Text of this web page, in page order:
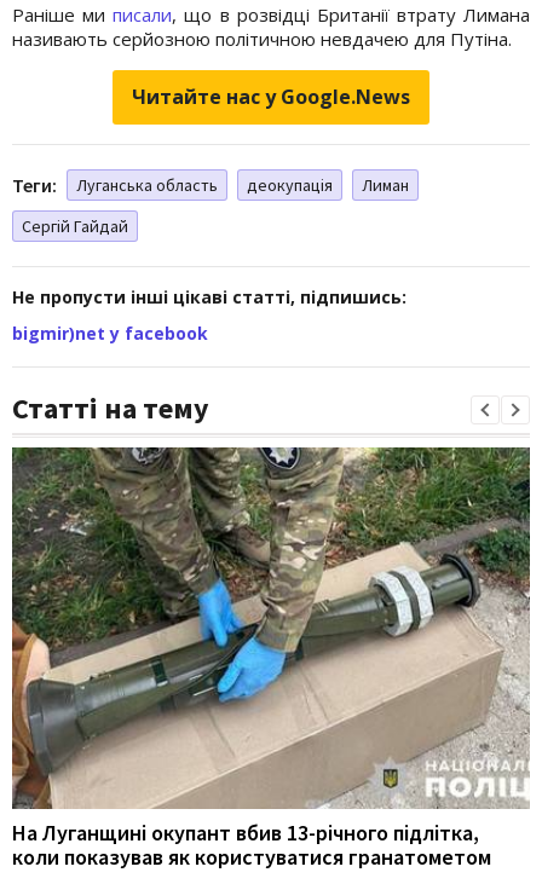
Раніше миписали, що в розвідці Британії втрату Лимана
називають серйозною політичною невдачею для Путіна.
Читайте нас у Google.News
Теги: Луганська область деокупація
Лиман
Сергій Гайдай
Не пропусти інші цікаві статті, підпишись:
bigmir)net у facebook
Статті на тему
На Луганщині окупант вбив 13-річного підлітка,
коли показував як користуватися гранатометом